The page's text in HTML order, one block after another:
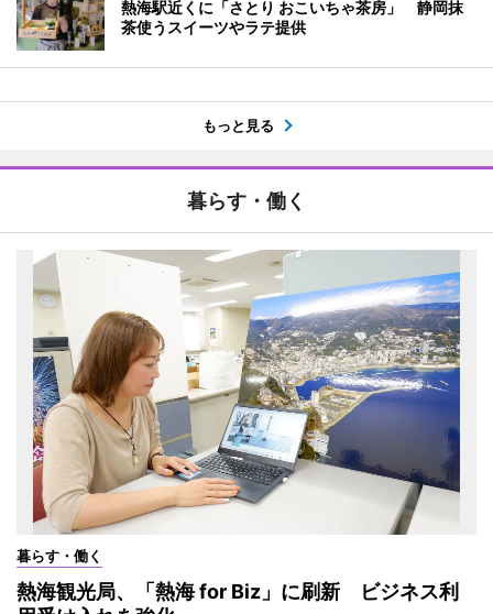
熱海駅近くに「さとり おこいちゃ茶房」 静岡抹
茶使うスイーツやラテ提供
もっと見る
暮らす・働く
暮らす・働く
熱海観光局、「熱海 for Biz」に刷新 ビジネス利